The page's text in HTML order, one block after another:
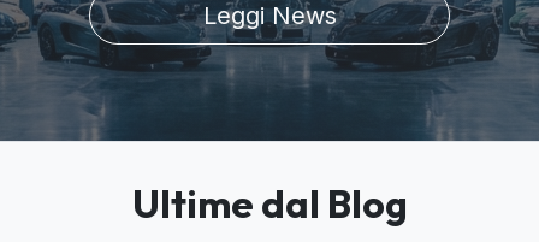
Leggi News
Ultime dal Blog